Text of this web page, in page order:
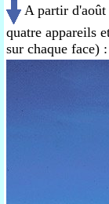
A partir d'août
quatre appareils
sur chaque face)